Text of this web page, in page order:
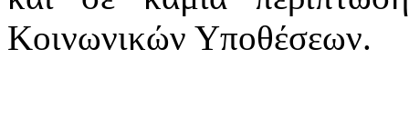
Κοινωνικών Υποθέσεων.